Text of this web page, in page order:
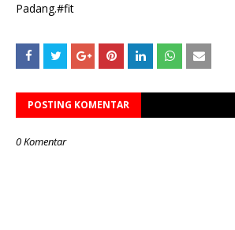
Padang.#fit
POSTING KOMENTAR
0 Komentar